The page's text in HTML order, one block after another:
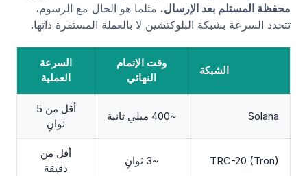
محفظة المستلم بعد الإرسال. مثلما هو الحال مع الرسوم،
تتحدد السرعة بشبكة البلوكتشين لا بالعملة المستقرة ذاتها.
الشبكة
وقت الإتمام
النهائي
السرعة
العملية
Solana ~400 ميلي ثانية
أقل من 5
ثوانٍ
TRC-20 (Tron) ~3 ثوانٍ
أقل من
دقيقة